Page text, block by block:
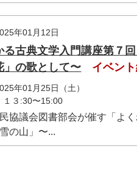
年01月12日
る古典文学入門講座第７
」の歌として〜
イベン
年01月25日（土）
１３:30〜15:00
協議会図書部会が催す「よ
の山」〜...